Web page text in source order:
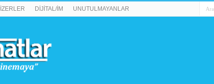
DİJİTAL/İM UNUTULMAYANLAR